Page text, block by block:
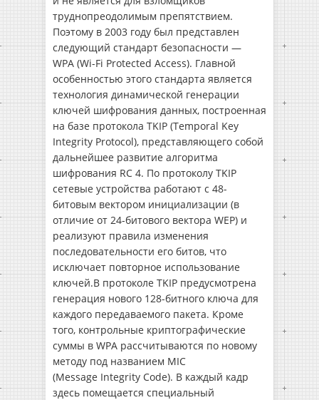
труднопреодолимым препятствием.
Поэтому в 2003 году был представлен
следующий стандарт безопасности —
WPA (Wi-Fi Protected Access). Главной
особенностью этого стандарта является
технология динамической генерации
ключей шифрования данных, построенная
на базе протокола TKIP (Temporal Key
Integrity Protocol), представляющего собой
дальнейшее развитие алгоритма
шифрования RC 4. По протоколу TKIP
сетевые устройства работают с 48-
битовым вектором инициализации (в
отличие от 24-битового вектора WEP) и
реализуют правила изменения
последовательности его битов, что
исключает повторное использование
ключей.В протоколе TKIP предусмотрена
генерация нового 128-битного ключа для
каждого передаваемого пакета. Кроме
того, контрольные криптографические
суммы в WPA рассчитываются по новому
методу под названием MIC
(Message Integrity Code). В каждый кадр
здесь помещается специальный